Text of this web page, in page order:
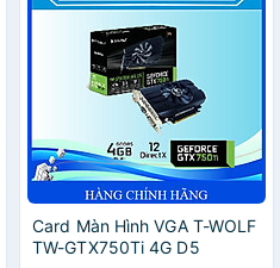
Card Màn Hình VGA T-WOLF
TW-GTX750Ti 4G D5